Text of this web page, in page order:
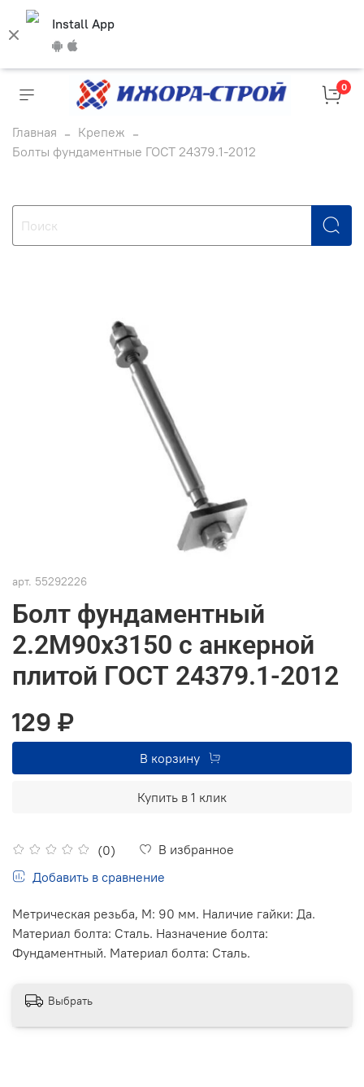
Install App
0
Главная
Крепеж
Болты фундаментные ГОСТ 24379.1-2012
арт. 55292226
Болт фундаментный
2.2М90х3150 с анкерной
плитой ГОСТ 24379.1-2012
(0)
В избранное
Добавить в сравнение
129 ₽
В корзину
Купить в 1 клик
Метрическая резьба, М: 90 мм. Наличие гайки: Да.
Материал болта: Сталь. Назначение болта:
Фундаментный. Материал болта: Сталь.
Выбрать